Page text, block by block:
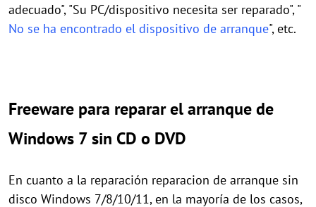
adecuado", "Su PC/dispositivo necesita ser reparado", "
No se ha encontrado el dispositivo de arranque", etc.
Freeware para reparar el arranque de
Windows 7 sin CD o DVD
En cuanto a la reparación reparacion de arranque sin
disco Windows 7/8/10/11, en la mayoría de los casos,